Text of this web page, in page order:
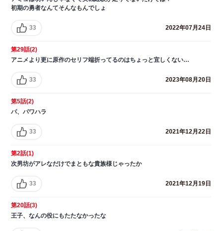
初期の勇者なんてそんなもんでしょ
33 2022年07月24日
第29話(2)
アニメより更に原作のセリフ端折ってるのはちょっと宜しくない…
33 2023年08月20日
第5話(2)
パ、パワハラ
33 2021年12月22日
第2話(1)
次男坊がアレなだけでまともな貴族様じゃったか
33 2021年12月19日
第20話(3)
王子、なんの役にもたたなかったな